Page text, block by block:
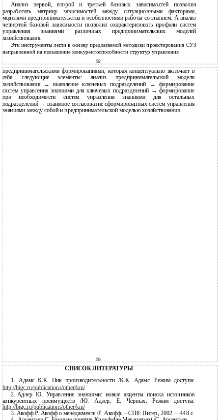
Анализ первой, второй и третьей базовых зависимостей позволил
разработать матрицу зависимостей между ситуационными факторами,
моделями предпринимательства и особенностями работы со знанием. А анализ
четвертой базовой зависимости позволил охарактеризовать профили систем
управления знаниями различных предпринимательских моделей
хозяйствования.
Эти инструменты легли в основу предлагаемой методики проектирования СУЗ
направленной на повышение конкурентоспособности структур управления
92
предпринимательскими формированиями, которая концептуально включает в
себя следующие элементы: анализ предпринимательской модели
хозяйствования → выявление ключевых подразделений → формирование
систем управления знаниями для ключевых подразделений → формирование
при необходимости систем управления знаниями для остальных
подразделений → взаимное согласование сформированных систем управления
знаниями между собой и предпринимательской моделью хозяйствования.
93
СПИСОК ЛИТЕРАТУРЫ
1.
Адамс К.К. Пик производительности /К.К. Адамс. Режим доступа:
http://bigc.ru/publications/other/km/
2. Адлер Ю. Управление знаниями: новые акценты поиска источников
конкурентных преимуществ /Ю. Адлер, Е. Черных. Режим доступа:
http://bigc.ru/publications/other/km/
3. Акофф Р. Акофф о менеджменте /Р. Акофф. – СПб: Питер, 2002. – 448 с.